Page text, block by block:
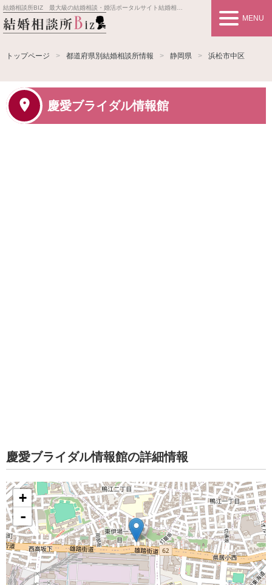
結婚相談所BIZ 最大級の結婚相談・婚活ポータルサイト結婚相談所事業者情報や婚活お見合いの悩み、対策を紹介します。
MENU
トップページ 都道府県別結婚相談所情報 静岡県 浜松市中区
慶愛ブライダル情報館
慶愛ブライダル情報館の詳細情報
+
-